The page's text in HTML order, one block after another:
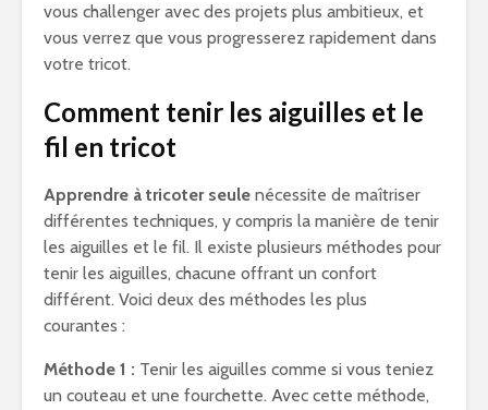
vous challenger avec des projets plus ambitieux, et
vous verrez que vous progresserez rapidement dans
votre tricot.
Comment tenir les aiguilles et le
fil en tricot
Apprendre à tricoter seule nécessite de maîtriser
différentes techniques, y compris la manière de tenir
les aiguilles et le fil. Il existe plusieurs méthodes pour
tenir les aiguilles, chacune offrant un confort
différent. Voici deux des méthodes les plus
courantes :
Méthode 1 : Tenir les aiguilles comme si vous teniez
un couteau et une fourchette. Avec cette méthode,